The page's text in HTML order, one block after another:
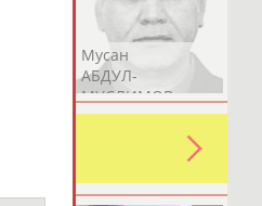
Мусан
АБДУЛ-
МУСЛИМОВ